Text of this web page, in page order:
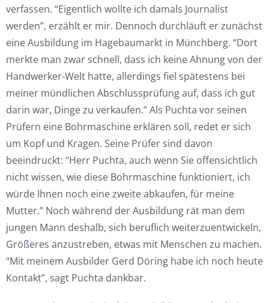
verfassen. “Eigentlich wollte ich damals Journalist
werden”, erzählt er mir. Dennoch durchläuft er zunächst
eine Ausbildung im Hagebaumarkt in Münchberg. “Dort
merkte man zwar schnell, dass ich keine Ahnung von der
Handwerker-Welt hatte, allerdings fiel spätestens bei
meiner mündlichen Abschlussprüfung auf, dass ich gut
darin war, Dinge zu verkaufen.” Als Puchta vor seinen
Prüfern eine Bohrmaschine erklären soll, redet er sich
um Kopf und Kragen. Seine Prüfer sind davon
beeindruckt: “Herr Puchta, auch wenn Sie offensichtlich
nicht wissen, wie diese Bohrmaschine funktioniert, ich
würde Ihnen noch eine zweite abkaufen, für meine
Mutter.” Noch während der Ausbildung rät man dem
jungen Mann deshalb, sich beruflich weiterzuentwickeln,
Größeres anzustreben, etwas mit Menschen zu machen.
“Mit meinem Ausbilder Gerd Döring habe ich noch heute
Kontakt”, sagt Puchta dankbar.